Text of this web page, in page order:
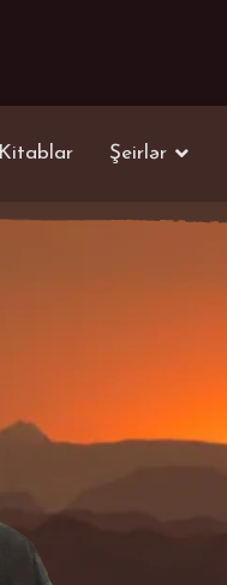
Kitablar Şeirlər